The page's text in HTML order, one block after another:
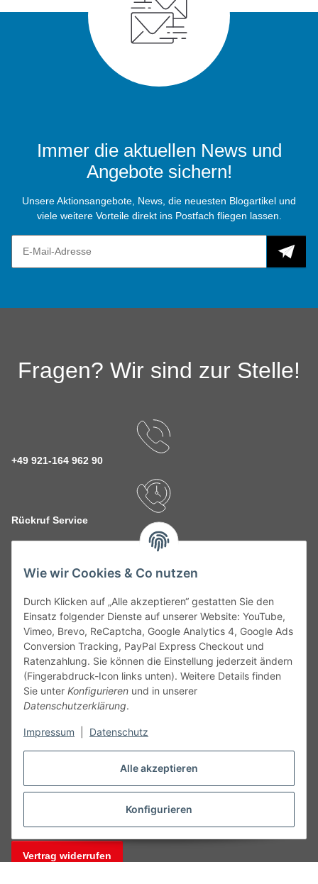
Alle akzeptieren
Konfigurieren
Wie wir Cookies & Co nutzen
Durch Klicken auf „Alle akzeptieren“ gestatten Sie den
Einsatz folgender Dienste auf unserer Website: YouTube,
Vimeo, Brevo, ReCaptcha, Google Analytics 4, Google Ads
Conversion Tracking, PayPal Express Checkout und
Ratenzahlung. Sie können die Einstellung jederzeit ändern
(Fingerabdruck-Icon links unten). Weitere Details finden
Sie unter Konfigurieren und in unserer
Datenschutzerklärung.
Impressum Datenschutz
Immer die aktuellen News und
Angebote sichern!
Unsere Aktionsangebote, News, die neuesten Blogartikel und
viele weitere Vorteile direkt ins Postfach fliegen lassen.
Fragen? Wir sind zur Stelle!
+49 921-164 962 90
Rückruf Service
kontakt@theo-schrauben.de
Service
Alle technischen Angaben ohne Gewähr. Irrtümer und fehlerhafte
Angaben vorbehalten. Wenn Sie Datenblätter oder spezielle
technische Eigenschaften benötigen, wenden Sie sich bitte an
beispielhaft sein und vom Produkt abweichen.
Vertrag widerrufen